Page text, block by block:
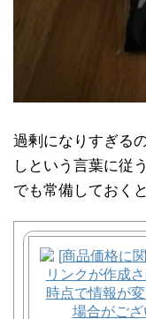
過剰になりすぎる
しという言葉に従
でも常備しておく